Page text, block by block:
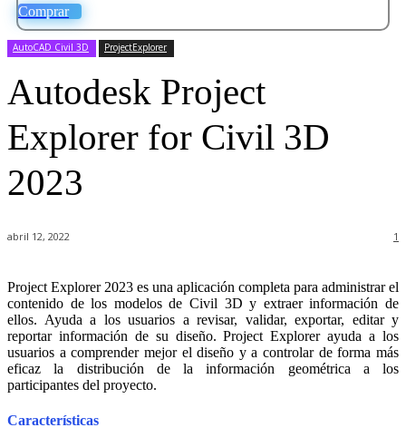
Comprar
AutoCAD Civil 3D ProjectExplorer
Autodesk Project
Explorer for Civil 3D
2023
abril 12, 2022 1
Project Explorer 2023 es una aplicación completa para administrar el
contenido de los modelos de Civil 3D y extraer información de
ellos. Ayuda a los usuarios a revisar, validar, exportar, editar y
reportar información de su diseño. Project Explorer ayuda a los
usuarios a comprender mejor el diseño y a controlar de forma más
eficaz la distribución de la información geométrica a los
participantes del proyecto.
Características